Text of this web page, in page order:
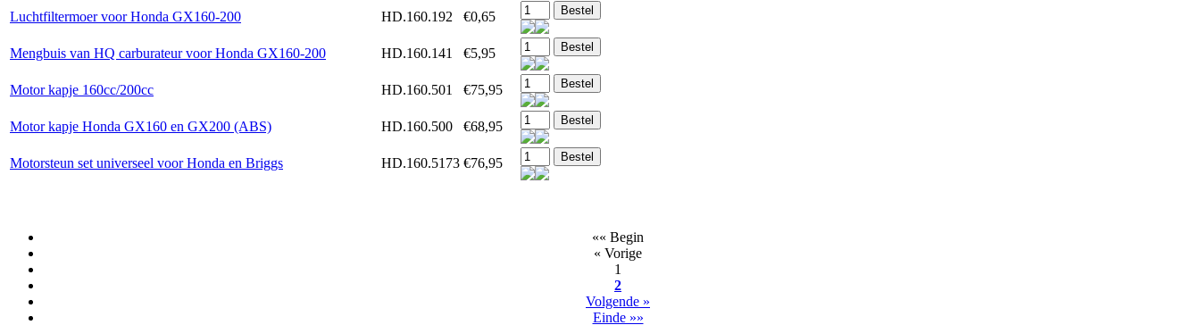
Luchtfiltermoer voor Honda GX160-200 HD.160.192 €0,65
Mengbuis van HQ carburateur voor Honda GX160-200 HD.160.141 €5,95
Motor kapje 160cc/200cc HD.160.501 €75,95
Motor kapje Honda GX160 en GX200 (ABS) HD.160.500 €68,95
Motorsteun set universeel voor Honda en Briggs HD.160.5173 €76,95
«« Begin
« Vorige
1
2
Volgende »
Einde »»